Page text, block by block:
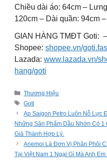
Chiều dài áo: 64cm –
120cm – Dài quần: 94cm
GIAN HÀNG TMĐT Goti:
Shopee: shopee.vn/
Lazada: www.lazada.vn/
hang/goti
Categories
Thương Hiệu
Tags
Goti
Ap Saigon Petro Luôn Nỗ Lực
Những Sản Phẩm Dầu Nhờn Có
Giá Thành Hợp Lý.
Anemoi Là Đơn Vị Phân Phôi
Tại Việt Nam 1 Ngại Gì Mà Anh